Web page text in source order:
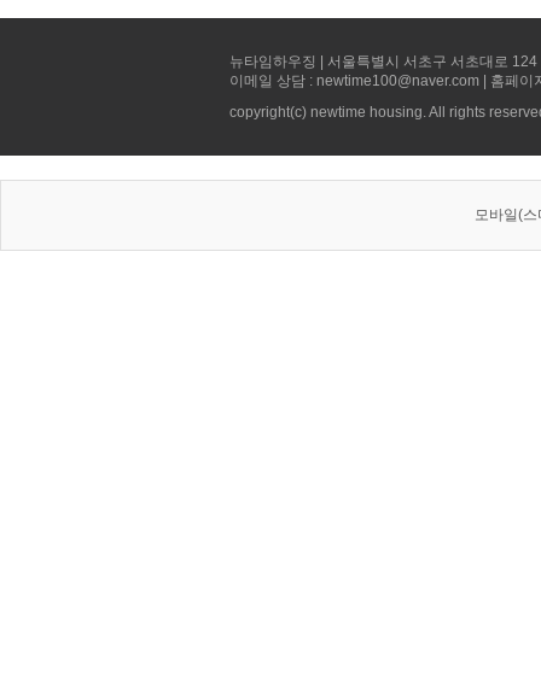
뉴타임하우징 | 서울특별시 서초구 서초대로
이메일 상담 : newtime100@naver.com | 홈페
copyright(c) newtime housing. All rights
모바일(